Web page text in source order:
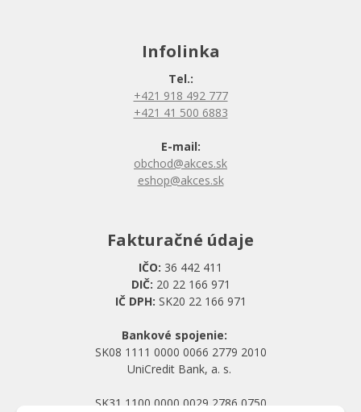
Infolinka
Tel.:
+421 918 492 777
+421 41 500 6883
E-mail:
obchod@akces.sk
eshop@akces.sk
Fakturačné údaje
IČO: 36 442 411
DIČ: 20 22 166 971
IČ DPH: SK20 22 166 971
Bankové spojenie:
SK08 1111 0000 0066 2779 2010
UniCredit Bank, a. s.
SK31 1100 0000 0029 2786 0750